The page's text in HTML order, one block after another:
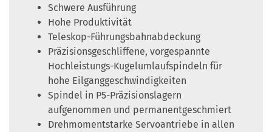
Schwere Ausführung
Hohe Produktivität
Teleskop-Führungsbahnabdeckung
Präzisionsgeschliffene, vorgespannte
Hochleistungs-Kugelumlaufspindeln für
hohe Eilganggeschwindigkeiten
Spindel in P5-Präzisionslagern
aufgenommen und permanentgeschmiert
Drehmomentstarke Servoantriebe in allen